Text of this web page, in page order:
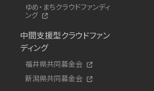
ゆめ・まちクラウドファンディ
ング
中間支援型クラウドファン
ディング
福井県共同募金会
新潟県共同募金会